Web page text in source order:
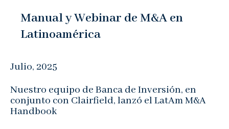
Manual y Webinar de M&A en
Latinoamérica
Julio, 2025
Nuestro equipo de Banca de Inversión, en
conjunto con Clairfield, lanzó el LatAm M&A
Handbook